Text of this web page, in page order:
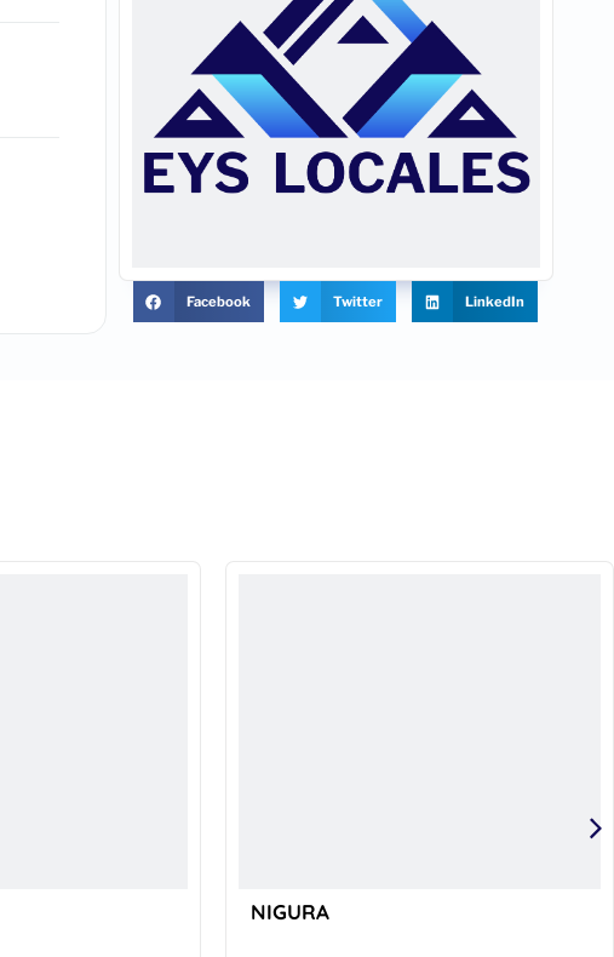
Facebook Twitter LinkedIn
NIGURA